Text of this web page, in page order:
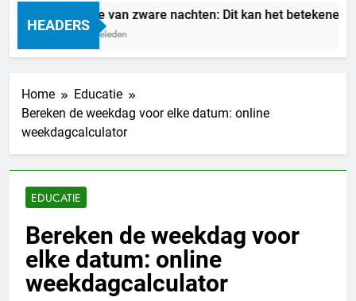
HEADERS
Droom je van zware nachten: Dit kan het betekenen
2 Dagen Geleden
Home
Educatie
Bereken de weekdag voor elke datum: online
weekdagcalculator
EDUCATIE
Bereken de weekdag voor
elke datum: online
weekdagcalculator